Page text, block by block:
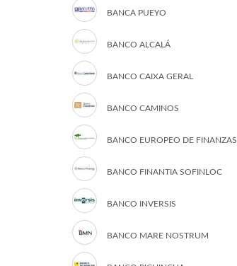
BANCA PUEYO
BANCO ALCALÁ
BANCO CAIXA GERAL
BANCO CAMINOS
BANCO EUROPEO DE FINANZAS
BANCO FINANTIA SOFINLOC
BANCO INVERSIS
BANCO MARE NOSTRUM